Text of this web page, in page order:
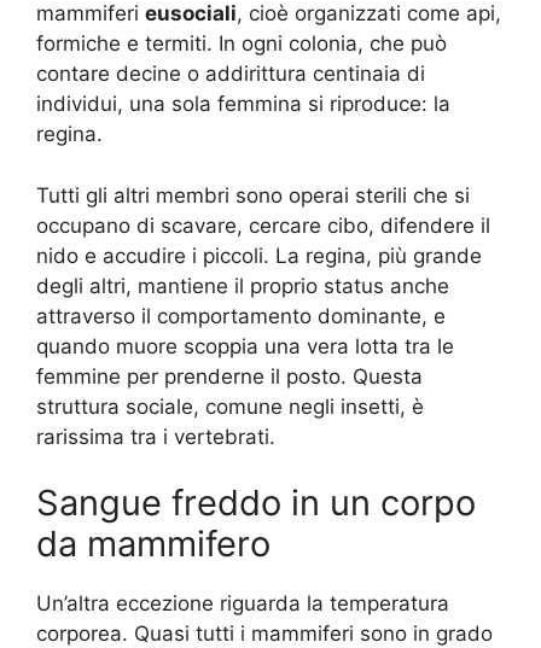
mammiferi eusociali, cioè organizzati come api,
formiche e termiti. In ogni colonia, che può
contare decine o addirittura centinaia di
individui, una sola femmina si riproduce: la
regina.
Tutti gli altri membri sono operai sterili che si
occupano di scavare, cercare cibo, difendere il
nido e accudire i piccoli. La regina, più grande
degli altri, mantiene il proprio status anche
attraverso il comportamento dominante, e
quando muore scoppia una vera lotta tra le
femmine per prenderne il posto. Questa
struttura sociale, comune negli insetti, è
rarissima tra i vertebrati.
Sangue freddo in un corpo
da mammifero
Un’altra eccezione riguarda la temperatura
corporea. Quasi tutti i mammiferi sono in grado